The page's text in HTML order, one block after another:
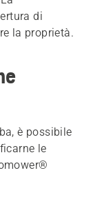
di
la proprietà.
è possibile
le